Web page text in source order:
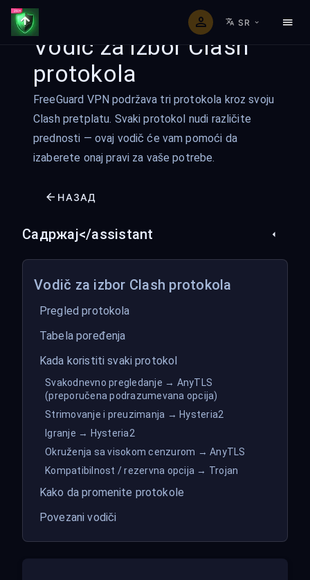
SR
Vodič za izbor Clash
protokola
FreeGuard VPN podržava tri protokola kroz svoju
Clash pretplatu. Svaki protokol nudi različite
prednosti — ovaj vodič će vam pomoći da
izaberete onaj pravi za vaše potrebe.
НАЗАД
Садржај</assistant
Vodič za izbor Clash protokola
Pregled protokola
Tabela poređenja
Kada koristiti svaki protokol
Svakodnevno pregledanje → AnyTLS
(preporučena podrazumevana opcija)
Strimovanje i preuzimanja → Hysteria2
Igranje → Hysteria2
Okruženja sa visokom cenzurom → AnyTLS
Kompatibilnost / rezervna opcija → Trojan
Kako da promenite protokole
Povezani vodiči